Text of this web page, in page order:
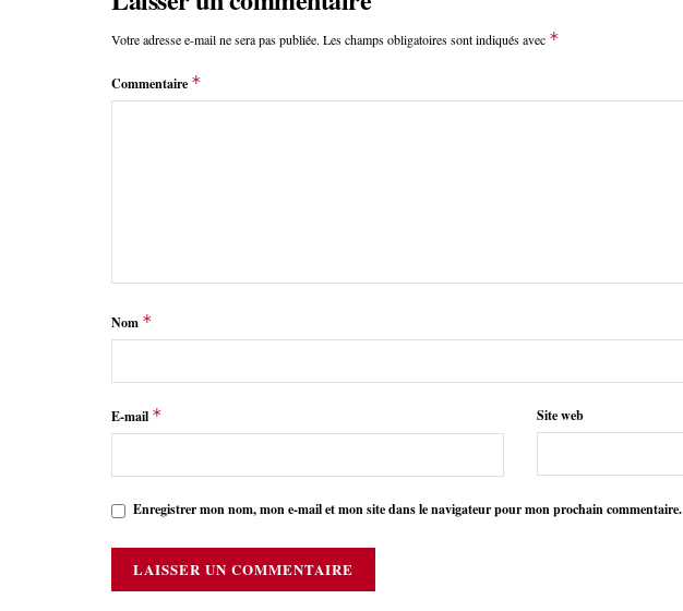
Votre adresse e-mail ne sera pas publiée. Les champs obligatoires sont indiqués avec *
Commentaire *
Nom *
E-mail * Site web
Enregistrer mon nom, mon e-mail et mon site dans le navigateur pour mon prochain commentaire.